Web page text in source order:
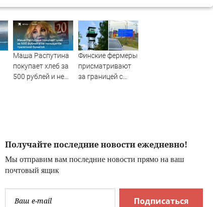
Маша Распутина
покупает хлеб за
500 рублей и не
Финские фермеры
присматривают
за границей с
Получайте последние новости ежедневно!
Мы отправим вам последние новости прямо на ваш
почтовый ящик
Подписаться